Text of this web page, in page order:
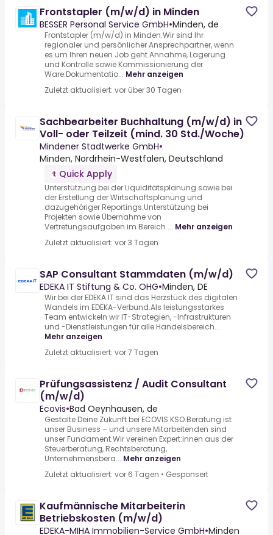
Frontstapler (m/w/d) in Minden
BESSER Personal Service GmbH•Minden, de
Frontstapler (m/w/d) in Minden.Wir sind Ihr
regionaler und persönlicher Ansprechpartner, wenn
es um Ihren neuen Job geht.Annahme, Lagerung
und Kontrolle sowie Kommissionierung der
Ware.Dokumentatio... Mehr anzeigen
Zuletzt aktualisiert: vor über 30 Tagen
Sachbearbeiter Buchhaltung (m/w/d) in
Voll- oder Teilzeit (mind. 30 Std./Woche)
Mindener Stadtwerke GmbH•
Minden, Nordrhein-Westfalen, Deutschland
Quick Apply
Unterstützung bei der Liquiditätsplanung sowie bei
der Erstellung der Wirtschaftsplanung und
dazugehöriger Reportings.Unterstützung bei
Projekten sowie Übernahme von
Vertretungsaufgaben im Bereich ... Mehr anzeigen
Zuletzt aktualisiert: vor 3 Tagen
SAP Consultant Stammdaten (m/w/d)
EDEKA IT Stiftung & Co. OHG•Minden, DE
Wir bei der EDEKA IT sind das Herzstück des digitalen
Wandels im EDEKA-Verbund.Als leistungsstarkes
Team entwickeln wir IT-Strategien, -Infrastrukturen
und -Dienstleistungen für alle Handelsbereich...
Mehr anzeigen
Zuletzt aktualisiert: vor 7 Tagen
Prüfungsassistenz / Audit Consultant
(m/w/d)
Ecovis•Bad Oeynhausen, de
Gestalte Deine Zukunft bei ECOVIS KSO.Beratung ist
unser Business – und unsere Mitarbeitenden sind
unser Fundament.Wir vereinen Expert:innen aus der
Steuerberatung, Rechtsberatung,
Unternehmensbera... Mehr anzeigen
Zuletzt aktualisiert: vor 6 Tagen • Gesponsert
Kaufmännische Mitarbeiterin
Betriebskosten (m/w/d)
EDEKA-MIHA Immobilien-Service GmbH•Minden